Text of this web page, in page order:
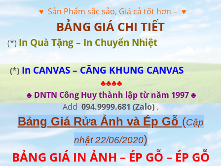
♥ Sản Phẩm sắc sảo, Giá cả tốt hơn – ♥
BẢNG GIÁ CHI TIẾT
(*) In Quà Tặng – In Chuyển Nhiệt
(*) In CANVAS – CĂNG KHUNG CANVAS
♣♣♣♣
♣ DNTN Công Huy thành lập từ năm 1997 ♣
Add094.9999.681(Zalo).
Bảng Giá Rửa Ảnh và Ép Gỗ (Cập
nhật 22/06/2020)
BẢNG GIÁ IN ẢNH – ÉP GỖ – ÉP GỖ